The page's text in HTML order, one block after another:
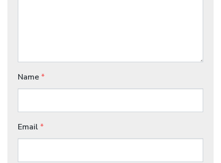
Name *
Email *